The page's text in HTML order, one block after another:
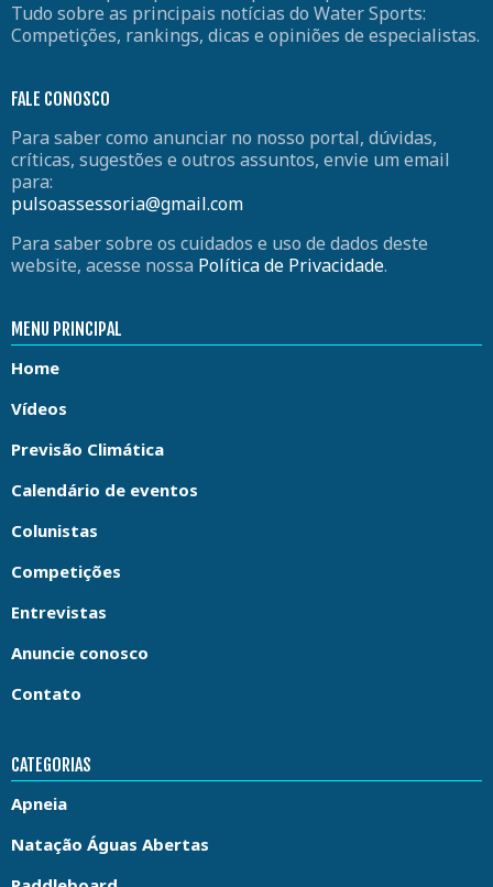
Tudo sobre as principais notícias do Water Sports:
Competições, rankings, dicas e opiniões de especialistas.
FALE CONOSCO
Para saber como anunciar no nosso portal, dúvidas,
críticas, sugestões e outros assuntos, envie um email
para:
pulsoassessoria@gmail.com
Para saber sobre os cuidados e uso de dados deste
website, acesse nossa Política de Privacidade.
MENU PRINCIPAL
Home
Vídeos
Previsão Climática
Calendário de eventos
Colunistas
Competições
Entrevistas
Anuncie conosco
Contato
CATEGORIAS
Apneia
Natação Águas Abertas